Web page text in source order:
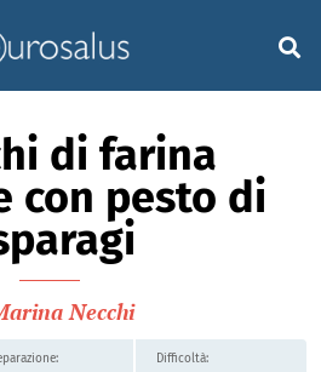
di farina
con pesto di
Necchi
Difficoltà: